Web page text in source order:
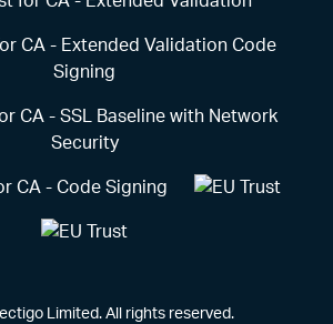
Limited. All rights reserved.